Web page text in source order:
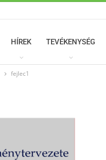
HÍREK TEVÉKENYSÉG
fejlec1